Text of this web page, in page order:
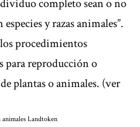
completo sean o no
y razas animales”.
procedimientos
para reproducción o
plantas o animales. (ver
Landtoken